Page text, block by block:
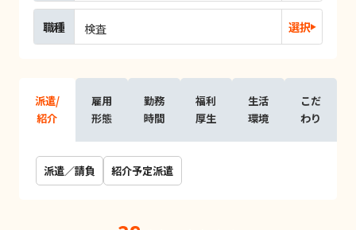
職種 検査 選択
派遣/
紹介
雇用
形態
勤務
時間
福利
厚生
生活
環境
こだ
わり
派遣／請負 紹介予定派遣